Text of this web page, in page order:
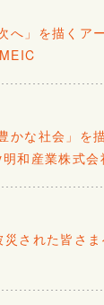
へ」を描く
かな社会」を
和産業株式会
された皆さ